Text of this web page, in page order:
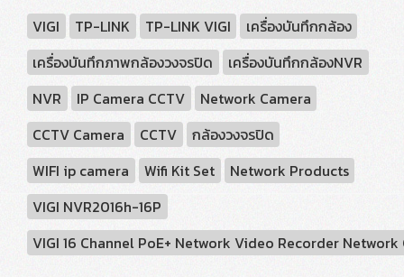
VIGI TP-LINK TP-LINK VIGI
เครื่องบันทึกกล้อง
เครื่องบันทึกภาพกล้องวงจรปิด
เครื่องบันทึกกล้องNVR
NVR
IP Camera CCTV
Network Camera
CCTV Camera
CCTV
กล้องวงจรปิด
WIFI ip camera
Wifi Kit Set
Network Products
VIGI NVR2016h-16P
VIGI 16 Channel PoE+ Network Video Recorder Network